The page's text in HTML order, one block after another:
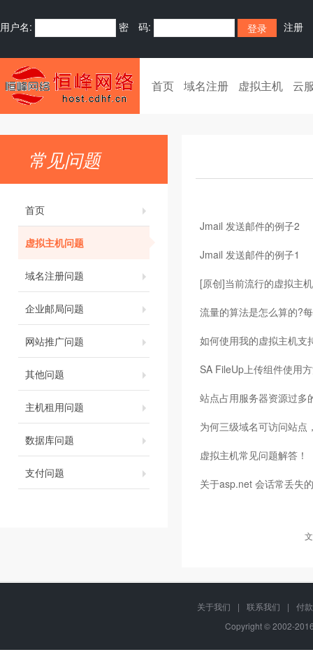
用户名: 密 码: 注册
首页 域名注册 虚拟主机 云
常见问题
首页
虚拟主机问题
域名注册问题
企业邮局问题
网站推广问题
其他问题
主机租用问题
数据库问题
支付问题
Jmail 发送邮件的例子2
Jmail 发送邮件的例子1
[原创]当前流行的虚拟主
流量的算法是怎么算的?
如何使用我的虚拟主机支
SA FileUp上传组件使用
站点占用服务器资源过多
为何三级域名可访问站点
虚拟主机常见问题解答！
关于asp.net 会话常丢失
关于我们 | 联系我们 |
付
Copyright © 2002-